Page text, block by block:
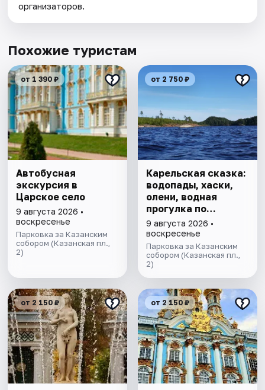
организаторов.
Похожие туристам
от 1 390 ₽
Автобусная
экскурсия в
Царское село
9 августа 2026 •
воскресенье
Парковка за Казанским
собором (Казанская пл.,
2)
от 2 750 ₽
Карельская сказка:
водопады, хаски,
олени, водная
прогулка по
Ладожским шхерам
на катере,
знакомство с
лютеранской
кирхой.
9 августа 2026 •
воскресенье
Парковка за Казанским
собором (Казанская пл.,
2)
от 2 150 ₽ от 2 150 ₽